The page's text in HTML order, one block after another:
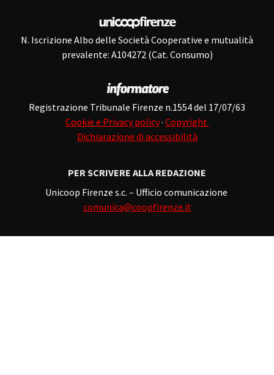
N. Iscrizione Albo delle Società Cooperative e mutualità
prevalente: A104272 (Cat. Consumo)
Registrazione Tribunale Firenze n.1554 del 17/07/63
Cookie e Privacy policy· Copyright
Dichiarazione di accessibilità
PER SCRIVERE ALLA REDAZIONE
Unicoop Firenze s.c. – Ufficio comunicazione
comunica@coopfirenze.it